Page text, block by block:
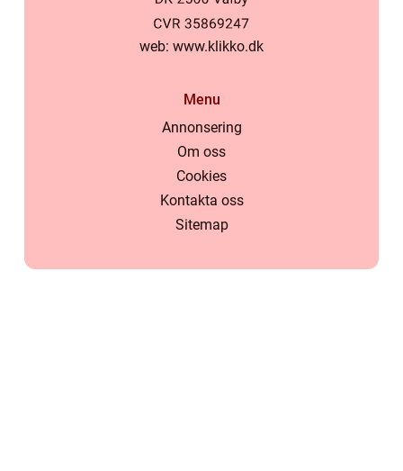
web: www.klikko.dk
Menu
Annonsering
Om oss
Cookies
Kontakta oss
Sitemap